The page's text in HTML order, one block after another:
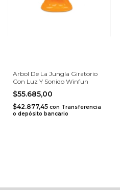
Arbol De La Jungla Giratorio
Con Luz Y Sonido Winfun
$55.685,00
$42.877,45 con Transferencia
o depósito bancario